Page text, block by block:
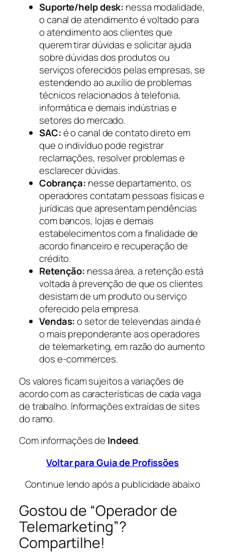
Suporte/help desk: nessa modalidade,
o canal de atendimento é voltado para
o atendimento aos clientes que
querem tirar dúvidas e solicitar ajuda
sobre dúvidas dos produtos ou
serviços oferecidos pelas empresas, se
estendendo ao auxílio de problemas
técnicos relacionados à telefonia,
informática e demais indústrias e
setores do mercado.
SAC:é o canal de contato direto em
que o indivíduo pode registrar
reclamações, resolver problemas e
esclarecer dúvidas.
Cobrança: nesse departamento, os
operadores contatam pessoas físicas e
jurídicas que apresentam pendências
com bancos, lojas e demais
estabelecimentos com a finalidade de
acordo financeiro e recuperação de
crédito.
Retenção: nessa área, a retenção está
voltada à prevenção de que os clientes
desistam de um produto ou serviço
oferecido pela empresa.
Vendas:o setor de televendas ainda é
o mais preponderante aos operadores
de telemarketing, em razão do aumento
dos e-commerces.
Os valores ficam sujeitos a variações de
acordo com as características de cada vaga
de trabalho. Informações extraídas de sites
do ramo.
Com informações de Indeed.
Voltar para Guia de Profissões
Continue lendo após a publicidade abaixo
Gostou de “Operador de
Telemarketing”?
Compartilhe!